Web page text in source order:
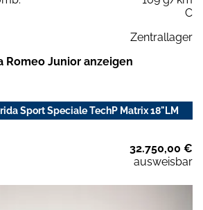
C
Zentrallager
Romeo Junior anzeigen
Sport Speciale TechP Matrix 18"LM
32.750,00 €
ausweisbar